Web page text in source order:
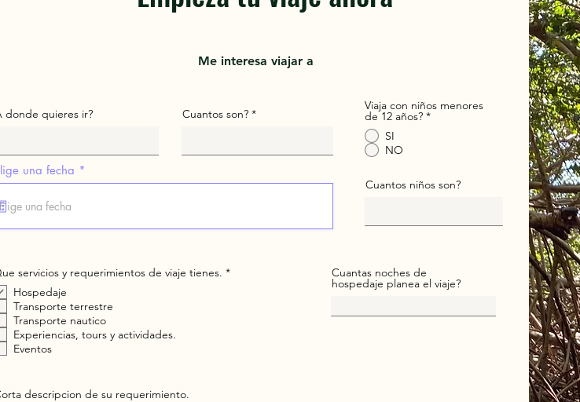
Me interesa viajar a
donde quieres ir? Cuantos son?
una fecha *
e
r
Viaja con niños menores
de 12 años? *
SI
NO
Cuantos niños son?
Que servicios y requerimientos de viaje tienes. *O
Hospedaje
Transporte terrestre
Transporte nautico
Experiencias, tours y actividades.
Eventos
Cuantas noches de
hospedaje planea el viaje?
descripcion de su requerimiento.